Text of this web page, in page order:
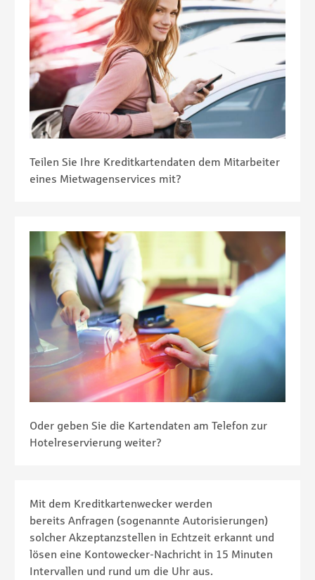
Teilen Sie Ihre Kreditkartendaten dem Mitarbeiter
eines Mietwagenservices mit?
Oder geben Sie die Kartendaten am Telefon zur
Hotelreservierung weiter?
Mit dem Kreditkartenwecker werden
bereits Anfragen (sogenannte Autorisierungen)
solcher Akzeptanzstellen in Echtzeit erkannt und
lösen eine Kontowecker-Nachricht in 15 Minuten
Intervallen und rund um die Uhr aus.